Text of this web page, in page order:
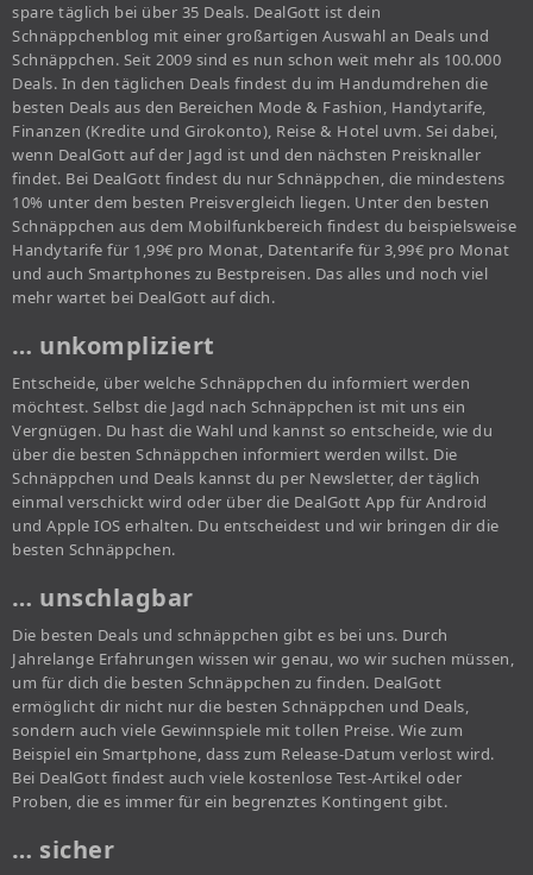
spare täglich bei über 35 Deals. DealGott ist dein
Schnäppchenblog mit einer großartigen Auswahl an Deals und
Schnäppchen. Seit 2009 sind es nun schon weit mehr als 100.000
Deals. In den täglichen Deals findest du im Handumdrehen die
besten Deals aus den Bereichen Mode & Fashion, Handytarife,
Finanzen (Kredite und Girokonto), Reise & Hotel uvm. Sei dabei,
wenn DealGott auf der Jagd ist und den nächsten Preisknaller
findet. Bei DealGott findest du nur Schnäppchen, die mindestens
10% unter dem besten Preisvergleich liegen. Unter den besten
Schnäppchen aus dem Mobilfunkbereich findest du beispielsweise
Handytarife für 1,99€ pro Monat, Datentarife für 3,99€ pro Monat
und auch Smartphones zu Bestpreisen. Das alles und noch viel
mehr wartet bei DealGott auf dich.
… unkompliziert
Entscheide, über welche Schnäppchen du informiert werden
möchtest. Selbst die Jagd nach Schnäppchen ist mit uns ein
Vergnügen. Du hast die Wahl und kannst so entscheide, wie du
über die besten Schnäppchen informiert werden willst. Die
Schnäppchen und Deals kannst du per Newsletter, der täglich
einmal verschickt wird oder über die DealGott App für Android
und Apple IOS erhalten. Du entscheidest und wir bringen dir die
besten Schnäppchen.
… unschlagbar
Die besten Deals und schnäppchen gibt es bei uns. Durch
Jahrelange Erfahrungen wissen wir genau, wo wir suchen müssen,
um für dich die besten Schnäppchen zu finden. DealGott
ermöglicht dir nicht nur die besten Schnäppchen und Deals,
sondern auch viele Gewinnspiele mit tollen Preise. Wie zum
Beispiel ein Smartphone, dass zum Release-Datum verlost wird.
Bei DealGott findest auch viele kostenlose Test-Artikel oder
Proben, die es immer für ein begrenztes Kontingent gibt.
… sicher